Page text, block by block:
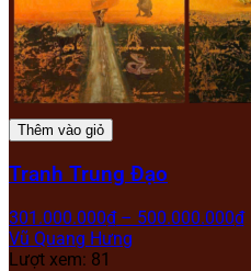
Thêm vào giỏ
Tranh Trung Đạo
301.000.000₫ – 500.000.000₫
Vũ Quang Hưng
Lượt xem: 81